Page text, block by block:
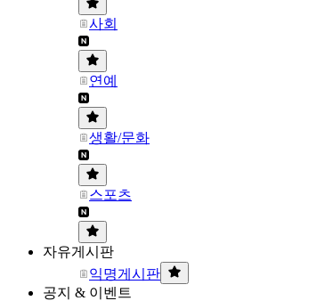
사회
연예
생활/문화
스포츠
자유게시판
익명게시판
공지 & 이벤트